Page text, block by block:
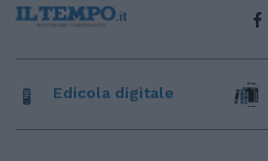
Edicola digitale